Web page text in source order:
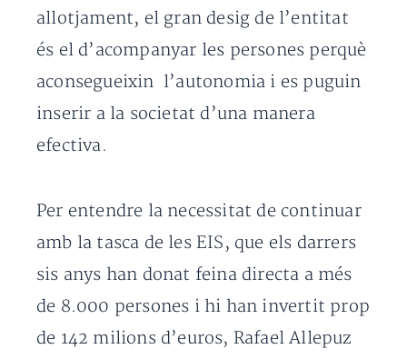
allotjament, el gran desig de l’entitat
és el d’acompanyar les persones perquè
aconsegueixin l’autonomia i es puguin
inserir a la societat d’una manera
efectiva.
Per entendre la necessitat de continuar
amb la tasca de les EIS, que els darrers
sis anys han donat feina directa a més
de 8.000 persones i hi han invertit prop
de 142 milions d’euros, Rafael Allepuz